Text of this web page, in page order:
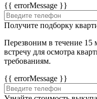
{{ errorMessage }}
Получите подборку
Перезвоним в течение 15
встречу для осмотра
требованиям.
{{ errorMessage }}